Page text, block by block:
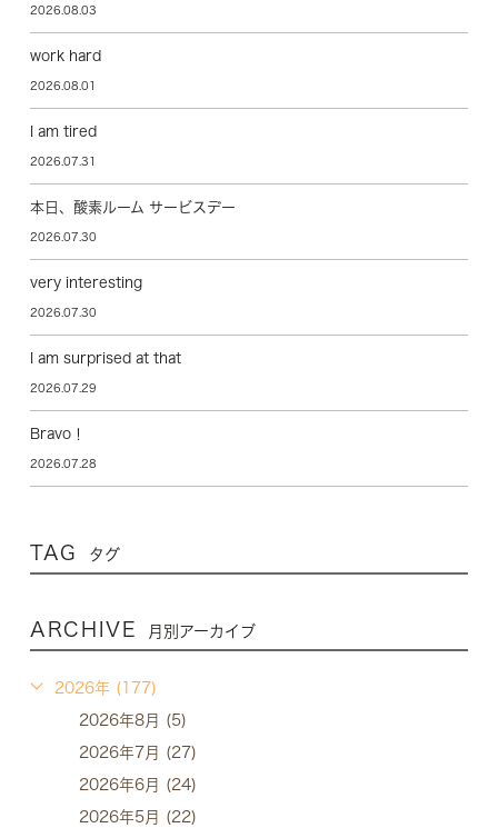
2026.08.03
work hard
2026.08.01
I am tired
2026.07.31
本日、酸素ルーム サービスデー
2026.07.30
very interesting
2026.07.30
I am surprised at that
2026.07.29
Bravo！
2026.07.28
TAG タグ
ARCHIVE 月別アーカイブ
2026年 (177)
2026年8月 (5)
2026年7月 (27)
2026年6月 (24)
2026年5月 (22)